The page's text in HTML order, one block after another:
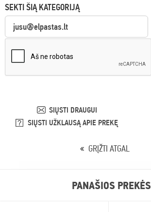
SEKTI ŠIĄ KATEGORIJĄ
SIŲSTI DRAUGUI
SIŲSTI UŽKLAUSĄ APIE PREKĘ
GRĮŽTI ATGAL
PANAŠIOS PREKĖS